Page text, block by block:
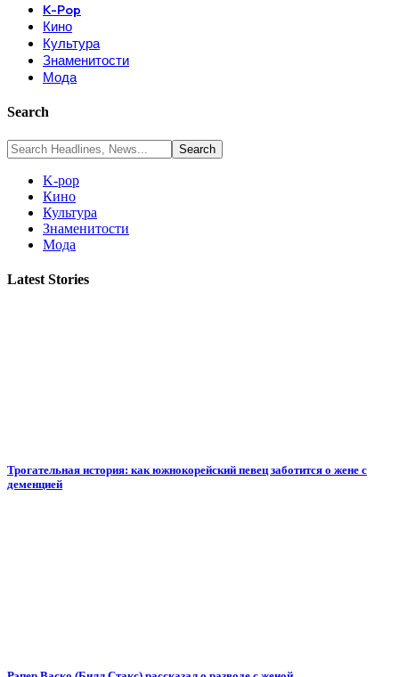
K-Pop
Кино
Культура
Знаменитости
Мода
Search
K-pop
Кино
Культура
Знаменитости
Мода
Latest Stories
Трогательная история: как южнокорейский певец заботится о жене с
деменцией